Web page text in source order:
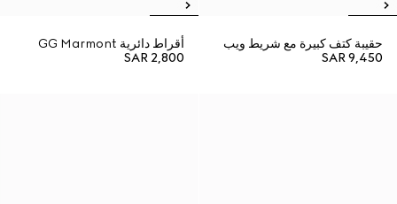
حقيبة كتف كبيرة مع شريط ويب
SAR 9,450
أقراط دائرية GG Marmont
SAR 2,800